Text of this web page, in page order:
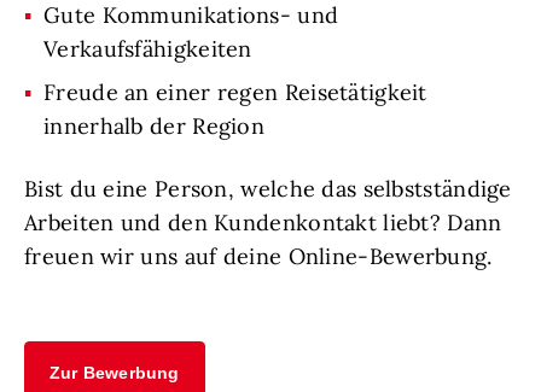
Gute Kommunikations- und
Verkaufsfähigkeiten
Freude an einer regen Reisetätigkeit
innerhalb der Region
Bist du eine Person, welche das selbstständige
Arbeiten und den Kundenkontakt liebt? Dann
freuen wir uns auf deine Online-Bewerbung.
Zur Bewerbung